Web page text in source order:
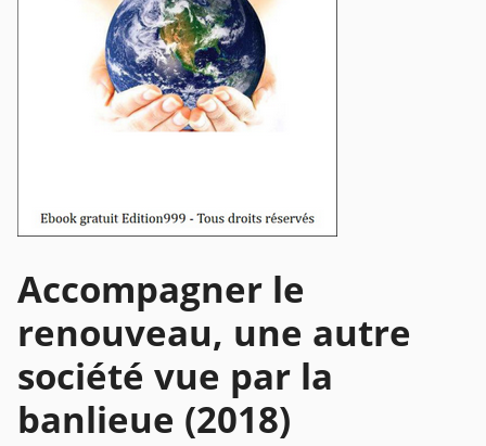
Accompagner le
renouveau, une autre
société vue par la
banlieue (2018)